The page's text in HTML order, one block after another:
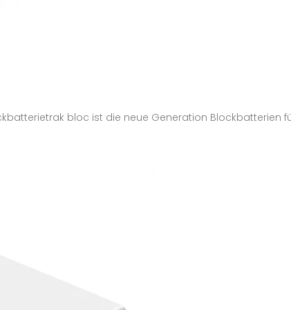
bloc ist die neue Generation Blockbatterien